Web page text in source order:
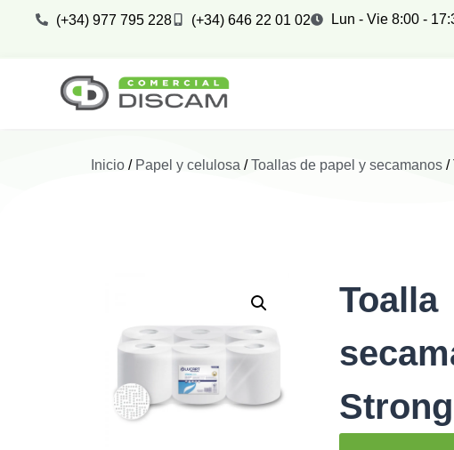
(+34) 977 795 228 (+34) 646 22 01 02 Lun - Vie 8:00 -
Inicio / Papel y celulosa /Toallas de papel y secamanos /
Toalla